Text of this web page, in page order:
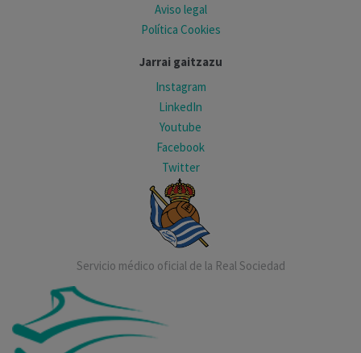
Aviso legal
Política Cookies
Jarrai gaitzazu
Instagram
LinkedIn
Youtube
Facebook
Twitter
Servicio médico oficial de la Real Sociedad